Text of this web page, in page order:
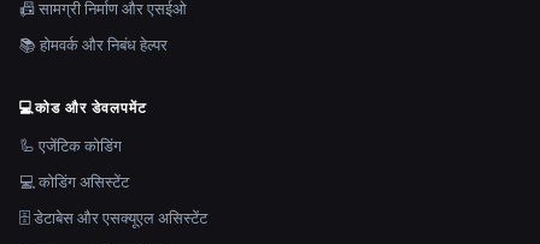
📠 सामग्री निर्माण और एसईओ
📚 होमवर्क और निबंध हेल्पर
💻कोड और डेवलपमेंट
🦾 एजेंटिक कोडिंग
💻 कोडिंग असिस्टेंट
🗄️ डेटाबेस और एसक्यूएल असिस्टेंट